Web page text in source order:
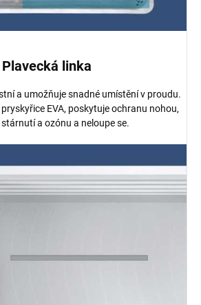
Plavecká linka
a umožňuje snadné umístění v proudu.
EVA, poskytuje ochranu nohou,
a ozónu a neloupe se.